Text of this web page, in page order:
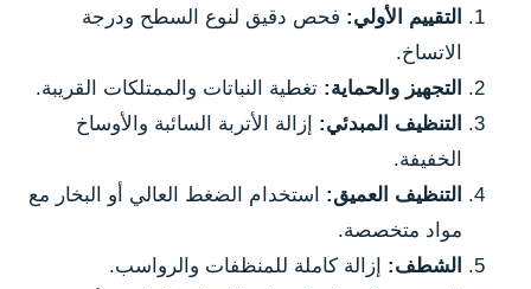
التقييم الأولي: فحص دقيق لنوع السطح ودرجة
الاتساخ.
التجهيز والحماية: تغطية النباتات والممتلكات القريبة.
التنظيف المبدئي: إزالة الأتربة السائبة والأوساخ
الخفيفة.
التنظيف العميق: استخدام الضغط العالي أو البخار مع
مواد متخصصة.
الشطف: إزالة كاملة للمنظفات والرواسب.